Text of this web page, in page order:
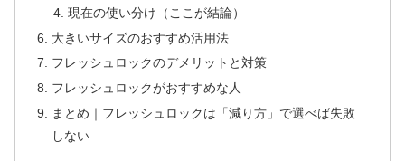
現在の使い分け（ここが結論）
大きいサイズのおすすめ活用法
フレッシュロックのデメリットと対策
フレッシュロックがおすすめな人
まとめ｜フレッシュロックは「減り方」で選べば失敗
しない